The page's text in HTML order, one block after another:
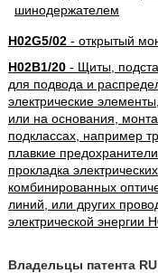
H02G5/02- открытый
H02B1/20- Щиты,
для подвода и
электрические
или на основания,
подклассах, например
плавкие
прокладка
комбинированных
линий, или других
электрической энергии
Владельцы патента